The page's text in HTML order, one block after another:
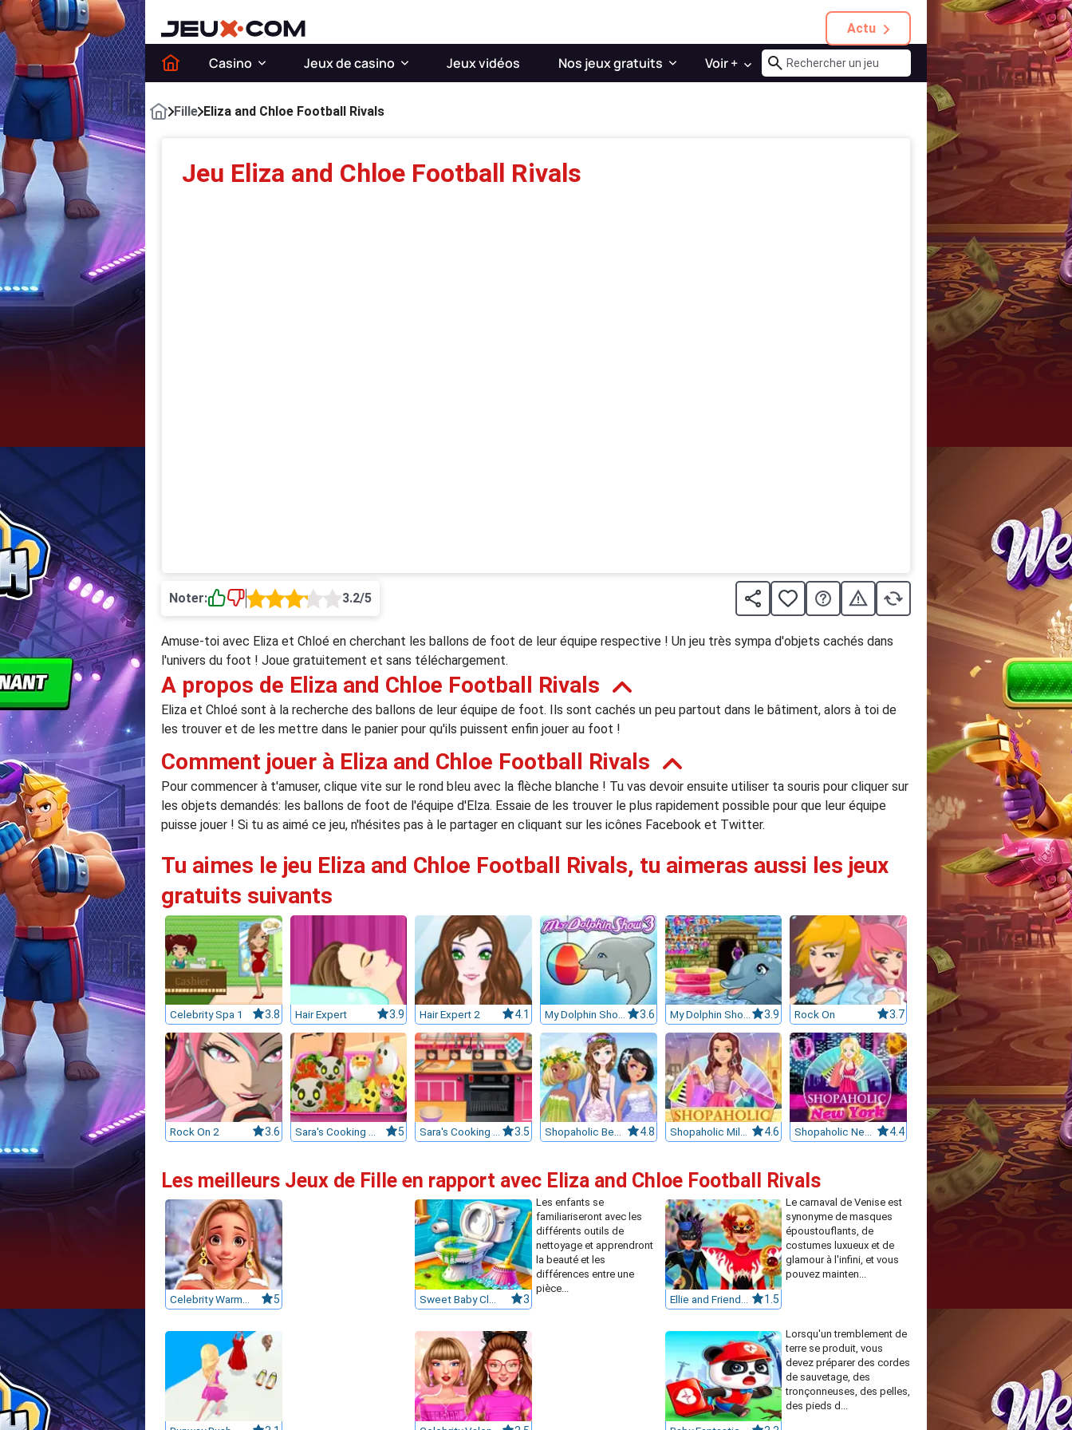
Actu
Casino Jeux de casino Jeux vidéos Nos jeux gratuits Voir +
Fille Eliza and Chloe Football Rivals
Jeu Eliza and Chloe Football Rivals
Noter: 3.2/5
Amuse-toi avec Eliza et Chloé en cherchant les ballons de foot de leur équipe respective ! Un jeu très sympa d'objets cachés dans
l'univers du foot ! Joue gratuitement et sans téléchargement.
A propos de Eliza and Chloe Football Rivals
Eliza et Chloé sont à la recherche des ballons de leur équipe de foot. Ils sont cachés un peu partout dans le bâtiment, alors à toi de
les trouver et de les mettre dans le panier pour qu'ils puissent enfin jouer au foot !
Comment jouer à Eliza and Chloe Football Rivals
Pour commencer à t'amuser, clique vite sur le rond bleu avec la flèche blanche ! Tu vas devoir ensuite utiliser ta souris pour cliquer sur
les objets demandés: les ballons de foot de l'équipe d'Elza. Essaie de les trouver le plus rapidement possible pour que leur équipe
puisse jouer ! Si tu as aimé ce jeu, n'hésites pas à le partager en cliquant sur les icônes Facebook et Twitter.
Tu aimes le jeu Eliza and Chloe Football Rivals, tu aimeras aussi les jeux
gratuits suivants
Celebrity Spa 1 3.8 Hair Expert 3.9 Hair Expert 2 4.1 My Dolphin Show 3 3.6 My Dolphin Show 6 3.9 Rock On 3.7
Rock On 2 3.6 Sara's Cooking Class : Bento 5 Sara's Cooking Class : Chocolate Cupcakes 3.5 Shopaholic Beach Models 4.8 Shopaholic Milan 4.6 Shopaholic New York 4.4
Les meilleurs Jeux de Fille en rapport avec Eliza and Chloe Football Rivals
5 3
Les enfants se
familiariseront avec les
différents outils de
nettoyage et apprendront
la beauté et les
différences entre une
pièce...
1.5
Le carnaval de Venise est
synonyme de masques
époustouflants, de
costumes luxueux et de
glamour à l'infini, et vous
pouvez mainten...
Lorsqu'un tremblement de
terre se produit, vous
devez préparer des cordes
de sauvetage, des
tronçonneuses, des pelles,
des pieds d...